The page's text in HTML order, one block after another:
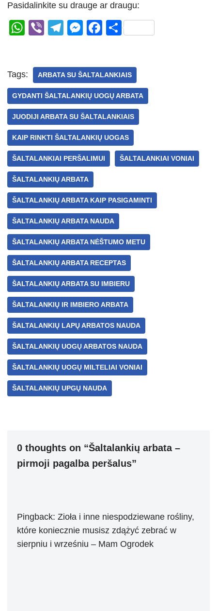
Pasidalinkite su drauge ar draugu:
W
s
A
p
p
Vi
T
gr
a
m
M
e
n
g
er
F
e
b
o
o
k
S
e
Tags: ARBATA SU ŠALTALANKIAIS
GYDANTI ŠALTALANKIŲ UOGŲ ARBATA
JUODIJI ARBATA SU ŠALTALANKIAIS
KAIP RINKTI ŠALTALANKIŲ UOGAS
ŠALTALANKIAI PERŠALIMUI ŠALTALANKIAI VONIAI
ŠALTALANKIŲ ARBATA
ŠALTALANKIŲ ARBATA KAIP PASIGAMINTI
ŠALTALANKIŲ ARBATA NAUDA
ŠALTALANKIŲ ARBATA NĖŠTUMO METU
ŠALTALANKIŲ ARBATA RECEPTAS
ŠALTALANKIŲ ARBATA SU IMBIERU
ŠALTALANKIŲ IR IMBIERO ARBATA
ŠALTALANKIŲ LAPŲ ARBATOS NAUDA
ŠALTALANKIŲ UOGŲ ARBATOS NAUDA
ŠALTALANKIŲ UOGŲ MILTELIAI VONIAI
ŠALTALANKIŲ UPGŲ NAUDA
0 thoughts on “Šaltalankių arbata –
pirmoji pagalba peršalus”
Pingback: Zioła i inne niespodziewane rośliny,
które koniecznie musisz zdążyć zebrać w
sierpniu i wrześniu – Mam Ogrodek